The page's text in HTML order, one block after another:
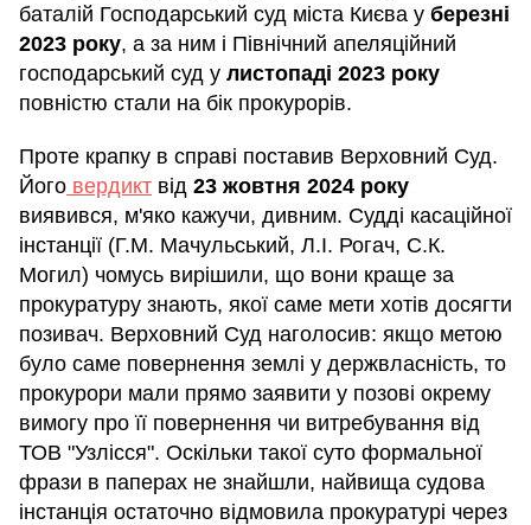
баталій Господарський суд міста Києва у березні
2023 року, а за ним і Північний апеляційний
господарський суд у листопаді 2023 року
повністю стали на бік прокурорів.
Проте крапку в справі поставив Верховний Суд.
Його вердикт від 23 жовтня 2024 року
виявився, м'яко кажучи, дивним. Судді касаційної
інстанції (Г.М. Мачульський, Л.І. Рогач, С.К.
Могил) чомусь вирішили, що вони краще за
прокуратуру знають, якої саме мети хотів досягти
позивач. Верховний Суд наголосив: якщо метою
було саме повернення землі у держвласність, то
прокурори мали прямо заявити у позові окрему
вимогу про її повернення чи витребування від
ТОВ "Узлісся". Оскільки такої суто формальної
фрази в паперах не знайшли, найвища судова
інстанція остаточно відмовила прокуратурі через